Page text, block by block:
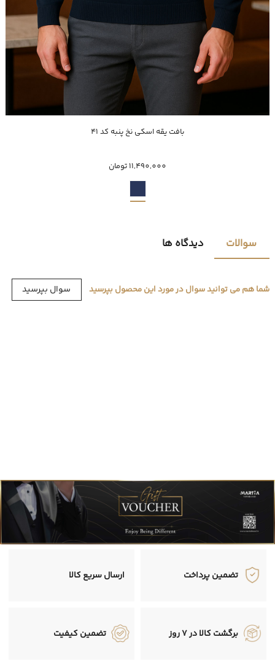
خرید سریع
بافت یقه اسکی نخ پنبه کد 41
11,490,000 تومان
سوالات دیدگاه ها
شما هم می توانید سوال در مورد این محصول بپرسید سوال بپرسید
تضمین پرداخت ارسال سریع کالا
برگشت کالا در 7 روز تضمین کیفیت